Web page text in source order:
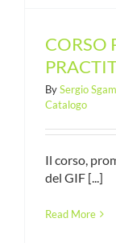
CORSO
BySergio
Catalogo
Il corso,
del GIF [...]
Read More